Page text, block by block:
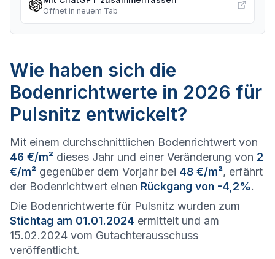
Öffnet in neuem Tab
Wie haben sich die
Bodenrichtwerte in 2026 für
Pulsnitz entwickelt?
Mit einem durchschnittlichen Bodenrichtwert von
46 €/m² dieses Jahr und einer Veränderung von 2
€/m² gegenüber dem Vorjahr bei 48 €/m², erfährt
der Bodenrichtwert einen Rückgang von -4,2%.
Die Bodenrichtwerte für Pulsnitz wurden zum
Stichtag am 01.01.2024 ermittelt und am
15.02.2024 vom Gutachterausschuss
veröffentlicht.